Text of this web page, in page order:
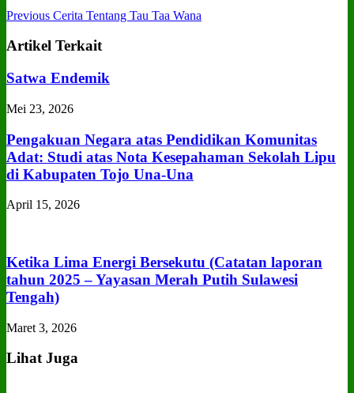
Previous Cerita Tentang Tau Taa Wana
Artikel Terkait
Satwa Endemik
Mei 23, 2026
Pengakuan Negara atas Pendidikan Komunitas
Adat: Studi atas Nota Kesepahaman Sekolah Lipu
di Kabupaten Tojo Una‑Una
April 15, 2026
Ketika Lima Energi Bersekutu (Catatan laporan
tahun 2025 – Yayasan Merah Putih Sulawesi
Tengah)
Maret 3, 2026
Lihat Juga